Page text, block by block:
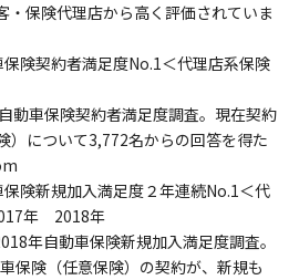
・保険代理店から高く評価されていま
険契約者満足度No.1＜代理店系保険
動車保険契約者満足度調査。現在契約
）について3,772名からの回答を得た
険新規加入満足度２年連続No.1＜代
年 2018年
年自動車保険新規加入満足度調査。
保険（任意保険）の契約が、新規も